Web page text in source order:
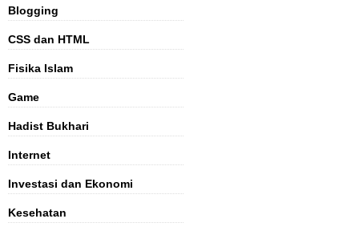
Blogging
CSS dan HTML
Fisika Islam
Game
Hadist Bukhari
Internet
Investasi dan Ekonomi
Kesehatan